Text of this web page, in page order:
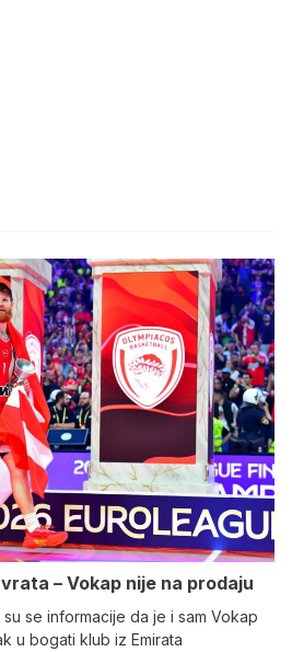
– Vokap nije na prodaju
se informacije da je i sam Vokap
u bogati klub iz Emirata